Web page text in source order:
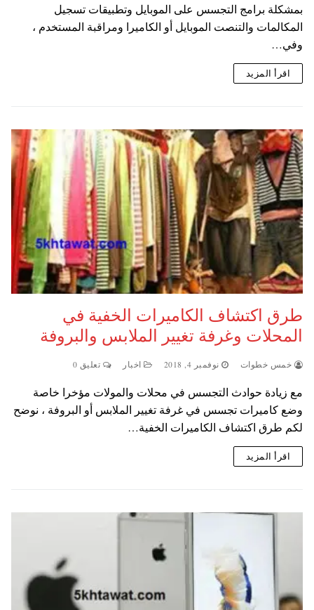
بمشكلة برامج التجسس على الموبايل وتطبيقات تسجيل
المكالمات والتنصت الموبايل أو الكاميرا ومراقبة المستخدم ،
وفي…
اقرأ المزيد
طرق اكتشاف الكاميرات الخفية في
المحلات وغرفة تغيير الملابس والبروفة
خمس خطوات نوفمبر 4, 2018 اخبار تعليق 0
مع زيادة حوادث التجسس في محلات والمولات مؤخرا خاصة
وضع كاميرات تجسس في غرفة تغيير الملابس أو البروفة ، نوضح
لكم طرق اكتشاف الكاميرات الخفية…
اقرأ المزيد